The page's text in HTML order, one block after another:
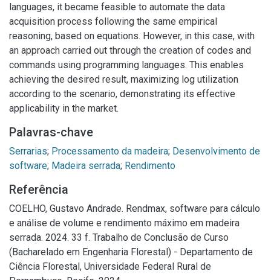
languages, it became feasible to automate the data
acquisition process following the same empirical
reasoning, based on equations. However, in this case, with
an approach carried out through the creation of codes and
commands using programming languages. This enables
achieving the desired result, maximizing log utilization
according to the scenario, demonstrating its effective
applicability in the market.
Palavras-chave
Serrarias; Processamento da madeira; Desenvolvimento de
software; Madeira serrada; Rendimento
Referência
COELHO, Gustavo Andrade. Rendmax, software para cálculo
e análise de volume e rendimento máximo em madeira
serrada. 2024. 33 f. Trabalho de Conclusão de Curso
(Bacharelado em Engenharia Florestal) - Departamento de
Ciência Florestal, Universidade Federal Rural de